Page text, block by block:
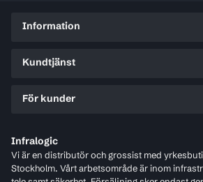
Infralogic
Vi är en distributör och grossist med
Stockholm. Vårt arbetsområde är inom
Information
Kundtjänst
För kunder